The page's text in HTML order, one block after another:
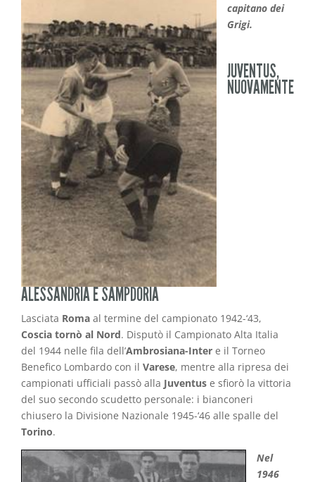
capitano dei
Grigi.
JUVENTUS,
NUOVAMENTE
ALESSANDRIA E SAMPDORIA
Lasciata Roma al termine del campionato 1942-‘43,
Coscia tornò al Nord. Disputò il Campionato Alta Italia
del 1944 nelle fila dell’Ambrosiana-Inter e il Torneo
Benefico Lombardo con il Varese, mentre alla ripresa dei
campionati ufficiali passò alla Juventus e sfiorò la vittoria
del suo secondo scudetto personale: i bianconeri
chiusero la Divisione Nazionale 1945-‘46 alle spalle del
Torino.
Nel
1946